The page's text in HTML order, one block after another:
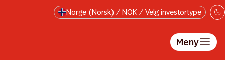
Hopp til hovedinnholdetNorge (Norsk) / NOK / Velg investortype
Meny